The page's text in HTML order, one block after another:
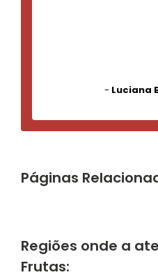
- Luciana
Páginas
Regiões onde a
Frutas: